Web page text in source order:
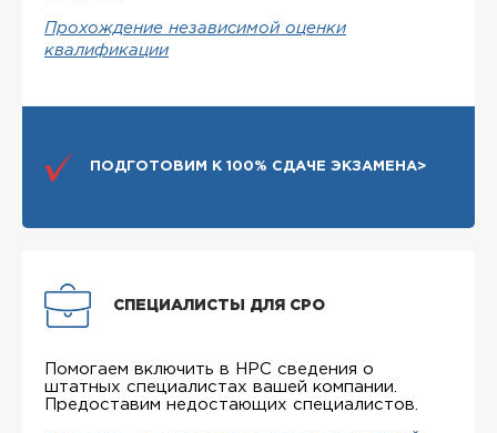
Прохождение независимой оценки
квалификации
ПОДГОТОВИМ К 100% СДАЧЕ ЭКЗАМЕНА>
СПЕЦИАЛИСТЫ ДЛЯ СРО
Помогаем включить в НРС сведения о
штатных специалистах вашей компании.
Предоставим недостающих специалистов.